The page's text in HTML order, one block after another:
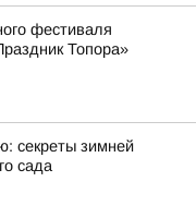
фестиваля
Топора»
секреты зимней
сада